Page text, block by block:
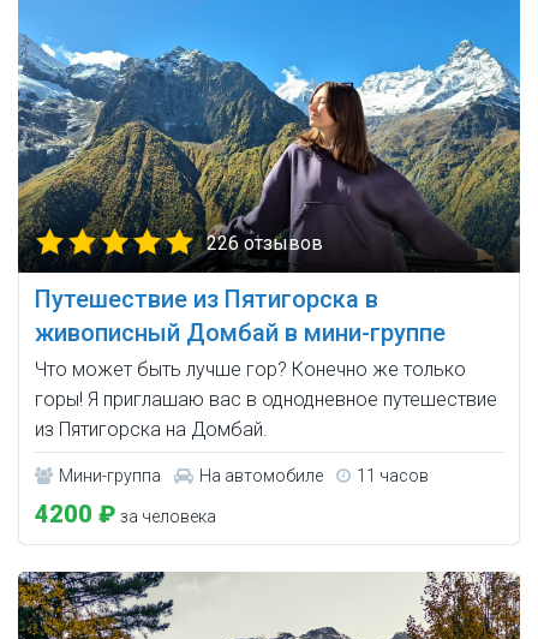
226 отзывов
Путешествие из Пятигорска в
живописный Домбай в мини-группе
Что может быть лучше гор? Конечно же только
горы! Я приглашаю вас в однодневное путешествие
из Пятигорска на Домбай.
Мини-группа На автомобиле 11 часов
4200 ₽ за человека